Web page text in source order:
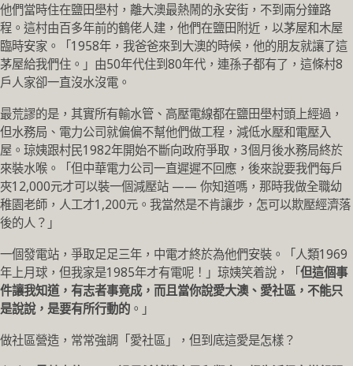
他們當時住在鹽田壆村，離大澳最熱鬧的永安街，不到兩分鐘路
程。這村由百多年前的鶴佬人建，他們在鹽田附近，以茅屋和木屋
臨時安家。「1958年，我爸爸來到大澳的時候，他的朋友就讓了這
茅屋給我們住。」由50年代住到80年代，連孫子都有了，這條村8
戶人家卻一直沒水沒電。
最荒謬的是，其實所有輸水管、高壓電線都在鹽田壆村頭上經過，
但水務局、電力公司就偏偏不幫他們做工程，減低水壓和電壓入
屋。琼姨跟村民1982年開始不斷向政府爭取，3個月後水務局終於
來裝水喉。「但中華電力公司一直遲遲不回應，後來說要我們每戶
夾12,000元才可以裝一個減壓站 —— 你知道嗎，那時我做全職幼
稚園老師，人工才1,200元。我當然是不肯讓步，怎可以欺壓經濟落
後的人？」
一個發電站，爭取足足三年，中電才終於為他們安裝。「人類1969
年上月球，但我家是1985年才有電呢！」琼姨笑着說，「但這個事
件讓我知道，有志者事竟成，而且當你說愛大澳、愛社區，不能只
是說說，是要有所行動的 。」
做社區營造，常常強調「愛社區」，但到底這愛是怎樣？